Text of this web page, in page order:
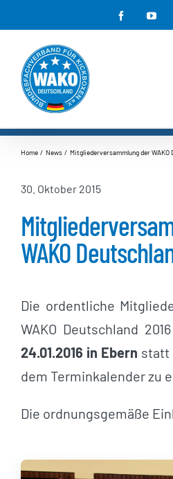
Inhalt
springen
Facebook
Home News Mitgliederversammlung der WAKO
30. Oktober 2015
WAKO
Die ordentliche
WAKO Deutschland
24.01.2016 in Ebern statt
dem Terminkalender zu
Die ordnungsgemäße